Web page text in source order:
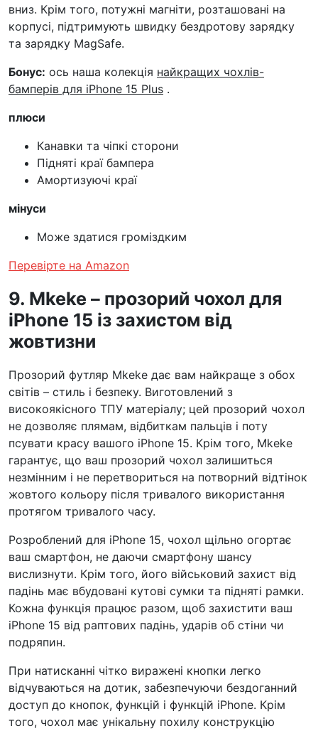
вниз. Крім того, потужні магніти, розташовані на
корпусі, підтримують швидку бездротову зарядку
та зарядку MagSafe.
Бонус: ось наша колекція найкращих чохлів-
бамперів для iPhone 15 Plus .
плюси
Канавки та чіпкі сторони
Підняті краї бампера
Амортизуючі краї
мінуси
Може здатися громіздким
Перевірте на Amazon
9. Mkeke – прозорий чохол для
iPhone 15 із захистом від
жовтизни
Прозорий футляр Mkeke дає вам найкраще з обох
світів – стиль і безпеку. Виготовлений з
високоякісного ТПУ матеріалу; цей прозорий чохол
не дозволяє плямам, відбиткам пальців і поту
псувати красу вашого iPhone 15. Крім того, Mkeke
гарантує, що ваш прозорий чохол залишиться
незмінним і не перетвориться на потворний відтінок
жовтого кольору після тривалого використання
протягом тривалого часу.
Розроблений для iPhone 15, чохол щільно огортає
ваш смартфон, не даючи смартфону шансу
вислизнути. Крім того, його військовий захист від
падінь має вбудовані кутові сумки та підняті рамки.
Кожна функція працює разом, щоб захистити ваш
iPhone 15 від раптових падінь, ударів об стіни чи
подряпин.
При натисканні чітко виражені кнопки легко
відчуваються на дотик, забезпечуючи бездоганний
доступ до кнопок, функцій і функцій iPhone. Крім
того, чохол має унікальну похилу конструкцію